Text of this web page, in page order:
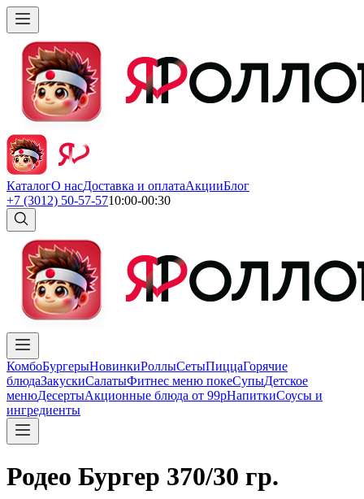
КаталогО насДоставка и оплатаАкцииБлог
+7 (3012) 50-57-5710:00-00:30
КомбоБургерыНовинкиРоллыСетыПиццаГорячие
блюдаЗакускиСалатыФитнес меню покеСупыДетское
менюДесертыАкционные блюда от 99рНапиткиСоусы и
ингредиенты
Родео Бургер 370/30 гр.